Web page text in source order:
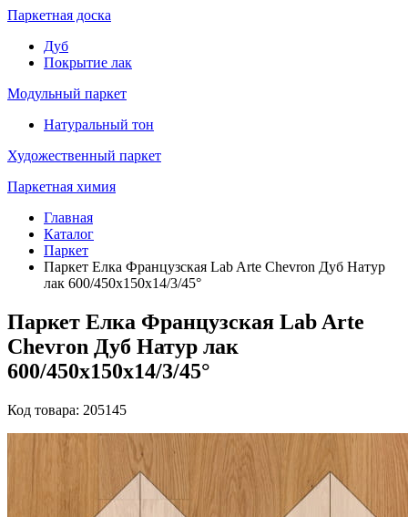
Паркетная доска
Дуб
Покрытие лак
Модульный паркет
Натуральный тон
Художественный паркет
Паркетная химия
Главная
Каталог
Паркет
Паркет Елка Французская Lab Arte Chevron Дуб Натур
лак 600/450х150х14/3/45°
Паркет Елка Французская Lab Arte
Chevron Дуб Натур лак
600/450х150х14/3/45°
Код товара: 205145